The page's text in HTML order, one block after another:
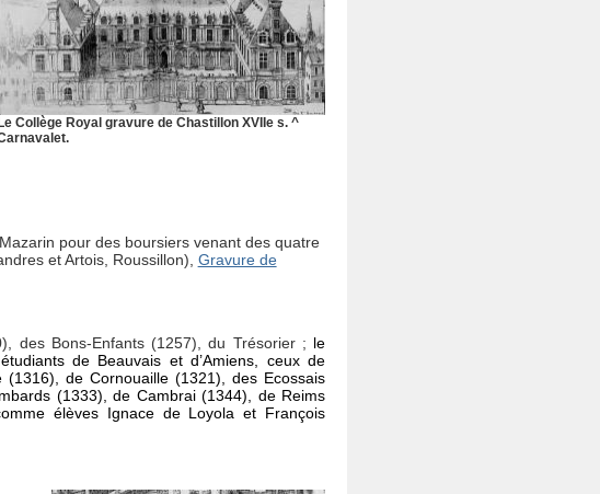
Collège Royal gravure de Chastillon XVIIe s. ^
pour des boursiers venant des quatre
et Artois, Roussillon), Gravure de
des Bons-Enfants (1257), du Trésorier ; le
de Beauvais et d’Amiens, ceux de
de Cornouaille (1321), des Ecossais
(1333), de Cambrai (1344), de Reims
élèves Ignace de Loyola et François